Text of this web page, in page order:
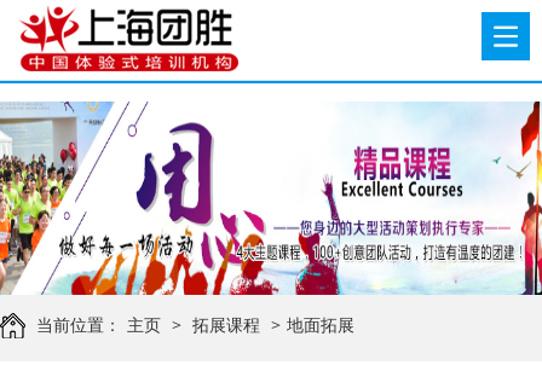
当前位置： 主页 > 拓展课程 > 地面拓展